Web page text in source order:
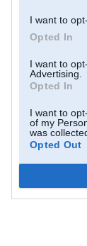
I want to
Opted In
I want to
Advertising.
Opted In
I want to
of my
was
Opted Out